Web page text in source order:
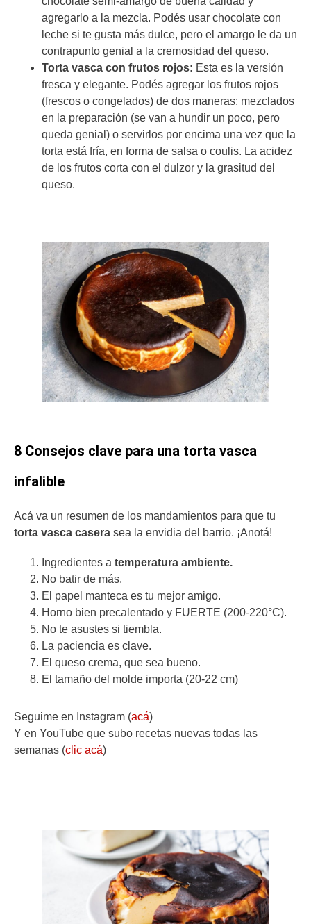
agregarlo a la mezcla. Podés usar chocolate con
leche si te gusta más dulce, pero el amargo le da un
contrapunto genial a la cremosidad del queso.
Torta vasca con frutos rojos: Esta es la versión
fresca y elegante. Podés agregar los frutos rojos
(frescos o congelados) de dos maneras: mezclados
en la preparación (se van a hundir un poco, pero
queda genial) o servirlos por encima una vez que la
torta está fría, en forma de salsa o coulis. La acidez
de los frutos corta con el dulzor y la grasitud del
queso.
8 Consejos clave para una torta vasca
infalible
Acá va un resumen de los mandamientos para que tu
torta vasca casera sea la envidia del barrio. ¡Anotá!
Ingredientes a temperatura ambiente.
No batir de más.
El papel manteca es tu mejor amigo.
Horno bien precalentado y FUERTE (200-220°C).
No te asustes si tiembla.
La paciencia es clave.
El queso crema, que sea bueno.
El tamaño del molde importa (20-22 cm)
Seguime en Instagram (acá)
Y en YouTube que subo recetas nuevas todas las
semanas (clic acá)